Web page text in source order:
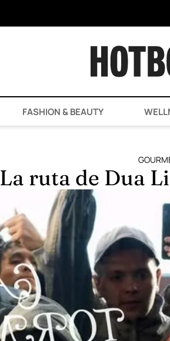
FASHION & BEAUTY
La ruta de Dua